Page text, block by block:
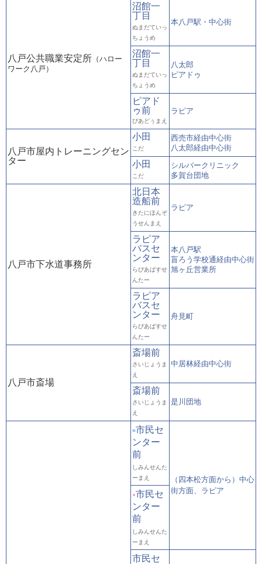
八戸公共職業安定所 （ハロー
ワーク八戸）
沼館一
丁目
ぬまだていっ
ちょうめ
本八戸駅・中心街
沼館一
丁目
ぬまだていっ
ちょうめ
八太郎
ピアドゥ
ピアド
ゥ前
ぴあどぅまえ
ラピア
八戸市屋内トレーニングセン
ター
小田
こだ
西売市経由中心街
八太郎経由中心街
小田
こだ
シルバークリニック
多賀台団地
八戸市下水道事務所
北日本
造船前
きたにほんぞ
うせんまえ
ラピア
ラピア
バスセ
ンター
らぴあばすせ
んたー
本八戸駅
盲ろう学校通経由中心街
旭ヶ丘営業所
ラピア
バスセ
ンター
らぴあばすせ
んたー
舟見町
八戸市斎場
斎場前
さいじょうま
え
中居林経由中心街
斎場前
さいじょうま
え
是川団地
■市民セ
ンター
前
しみんせんた
ーまえ
（四本松方面から）中心
街方面、ラピア
●市民セ
ンター
前
しみんせんた
ーまえ
市民セ